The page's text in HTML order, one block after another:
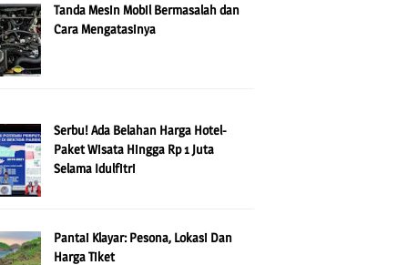
Tanda Mesin Mobil Bermasalah dan
Cara Mengatasinya
Serbu! Ada Belahan Harga Hotel-
Paket Wisata Hingga Rp 1 Juta
Selama Idulfitri
Pantai Klayar: Pesona, Lokasi Dan
Harga Tiket